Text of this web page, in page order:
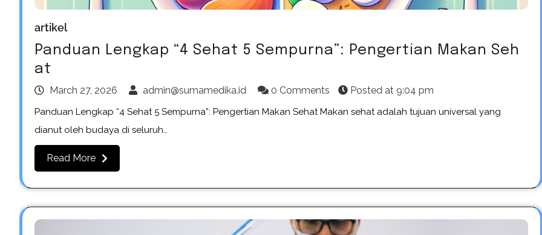
artikel
Panduan Lengkap “4 Sehat 5 Sempurna”: Pengertian Makan Seh
at
March 27, 2026 admin@sumamedika.id 0 Comments Posted at 9:04 pm
Panduan Lengkap “4 Sehat 5 Sempurna”: Pengertian Makan Sehat Makan sehat adalah tujuan universal yang
dianut oleh budaya di seluruh…
Read More